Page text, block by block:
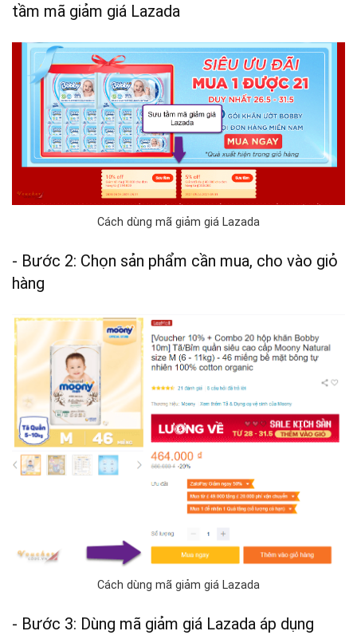
tầm mã giảm giá Lazada
Cách dùng mã giảm giá Lazada
- Bước 2: Chọn sản phẩm cần mua, cho vào giỏ
hàng
Cách dùng mã giảm giá Lazada
- Bước 3: Dùng mã giảm giá Lazada áp dụng